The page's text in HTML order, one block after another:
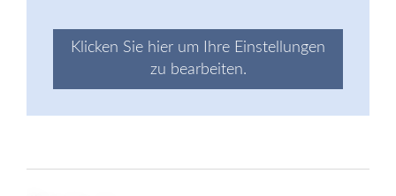
Klicken Sie hier um Ihre Einstellungen
zu bearbeiten.